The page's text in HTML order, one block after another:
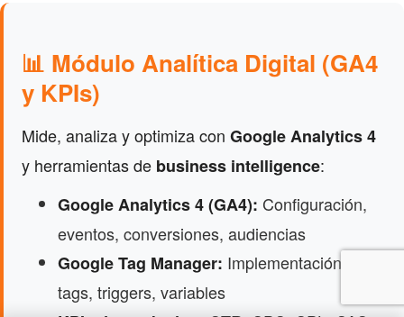
📊 Módulo Analítica Digital (GA4
y KPIs)
Mide, analiza y optimiza con Google Analytics 4
y herramientas de business intelligence:
Google Analytics 4 (GA4): Configuración,
eventos, conversiones, audiencias
Google Tag Manager: Implementación de
tags, triggers, variables